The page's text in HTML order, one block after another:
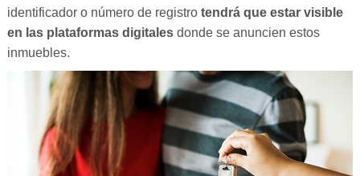
identificador o número de registro tendrá que estar visible
en las plataformas digitales donde se anuncien estos
inmuebles.